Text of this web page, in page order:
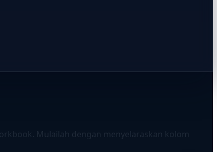
Mulailah dengan menyelaraskan kolom